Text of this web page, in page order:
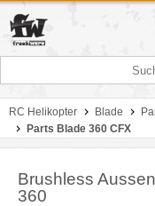
RC Helikopter Blade
Parts Blade 360 CFX
Brushless
360